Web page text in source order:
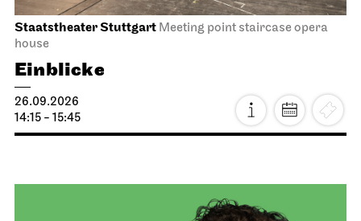
Staatstheater Stuttgart Meeting point staircase opera
house
Einblicke
26.09.2026
14:15 - 15:45